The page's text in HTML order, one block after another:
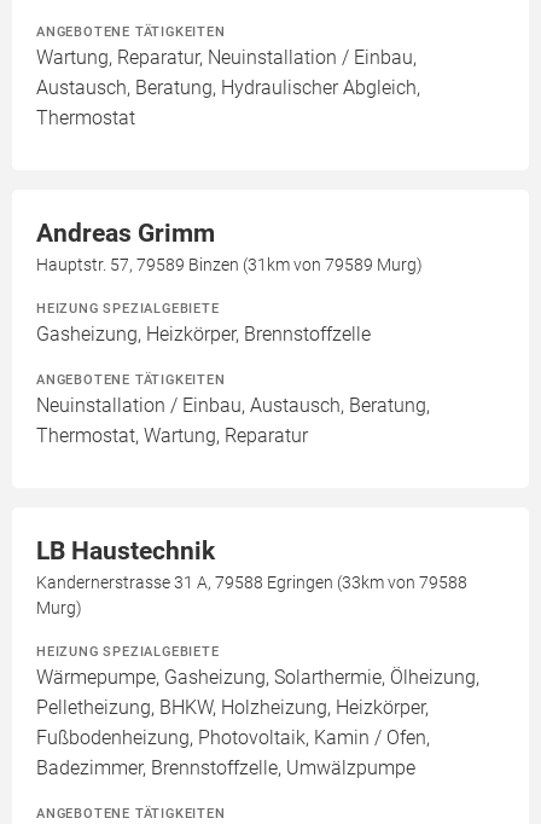
ANGEBOTENE TÄTIGKEITEN
Wartung, Reparatur, Neuinstallation / Einbau,
Austausch, Beratung, Hydraulischer Abgleich,
Thermostat
Andreas Grimm
Hauptstr. 57, 79589 Binzen (31km von 79589 Murg)
HEIZUNG SPEZIALGEBIETE
Gasheizung, Heizkörper, Brennstoffzelle
ANGEBOTENE TÄTIGKEITEN
Neuinstallation / Einbau, Austausch, Beratung,
Thermostat, Wartung, Reparatur
LB Haustechnik
Kandernerstrasse 31 A, 79588 Egringen (33km von 79588
Murg)
HEIZUNG SPEZIALGEBIETE
Wärmepumpe, Gasheizung, Solarthermie, Ölheizung,
Pelletheizung, BHKW, Holzheizung, Heizkörper,
Fußbodenheizung, Photovoltaik, Kamin / Ofen,
Badezimmer, Brennstoffzelle, Umwälzpumpe
ANGEBOTENE TÄTIGKEITEN